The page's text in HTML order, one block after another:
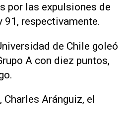
por las expulsiones de
91, respectivamente.
de Chile goleó
A con diez puntos,
Aránguiz, el